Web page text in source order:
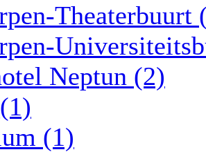
Theaterbuurt
Neptun (2)
(1)